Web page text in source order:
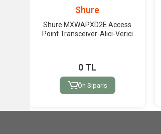
Shure
Shure MXWAPXD2E Access
Point Transceiver-Alıcı-Verici
0 TL
Ön Sipariş